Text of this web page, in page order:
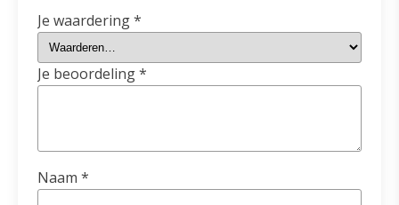
Je waardering*
Je beoordeling*
Naam*